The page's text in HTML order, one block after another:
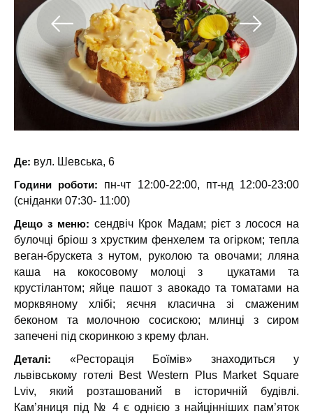
Де: вул. Шевська, 6
Години роботи: пн-чт 12:00-22:00, пт-нд 12:00-23:00
(сніданки 07:30- 11:00)
Дещо з меню: сендвіч Крок Мадам; рієт з лосося на
булочці бріош з хрустким фенхелем та огірком; тепла
веган-брускета з нутом, руколою та овочами; лляна
каша на кокосовому молоці з цукатами та
крустілантом; яйце пашот з авокадо та томатами на
морквяному хлібі; яєчня класична зі смаженим
беконом та молочною сосискою; млинці з сиром
запечені під скоринкою з крему флан.
Деталі:
«Ресторація Боїмів» знаходиться у
львівському готелі Best Western Plus Market Square
Lviv, який розташований в історичній будівлі.
Кам’яниця під № 4 є однією з найцінніших пам’яток